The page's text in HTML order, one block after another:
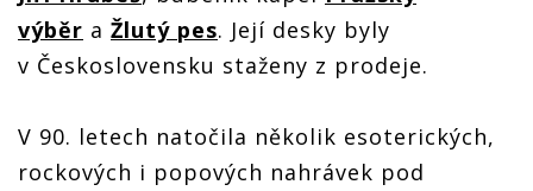
výběr a Žlutý pes. Její desky byly
v Československu staženy z prodeje.
V 90. letech natočila několik esoterických,
rockových i popových nahrávek pod